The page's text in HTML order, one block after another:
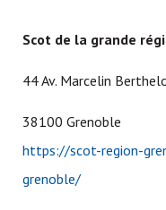
Scot de la grande
44 Av. Marcelin
38100 Grenoble
https://scot-region-
grenoble/